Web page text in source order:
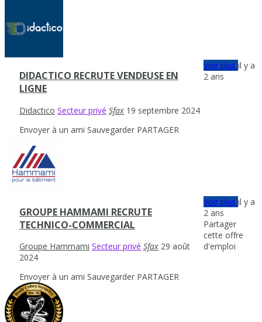
DIDACTICO RECRUTE VENDEUSE EN
LIGNE
Didactico Secteur privé Sfax 19 septembre 2024
Envoyer à un ami Sauvegarder PARTAGER
Voir plusil y a
2 ans
GROUPE HAMMAMI RECRUTE
TECHNICO-COMMERCIAL
Groupe Hammami Secteur privé Sfax 29 août
2024
Envoyer à un ami Sauvegarder PARTAGER
Voir plusil y a
2 ans
Partager
cette offre
d'emploi